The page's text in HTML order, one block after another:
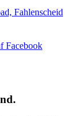
Fahlenscheid